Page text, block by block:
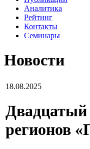
Аналитика
Рейтинг
Контакты
Семинары
Новости
18.08.2025
Двадцатый
регионов